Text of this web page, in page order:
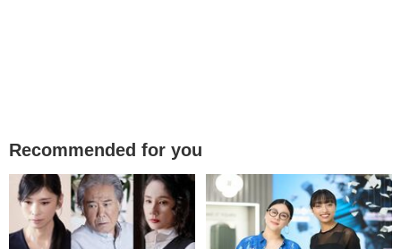
Recommended for you